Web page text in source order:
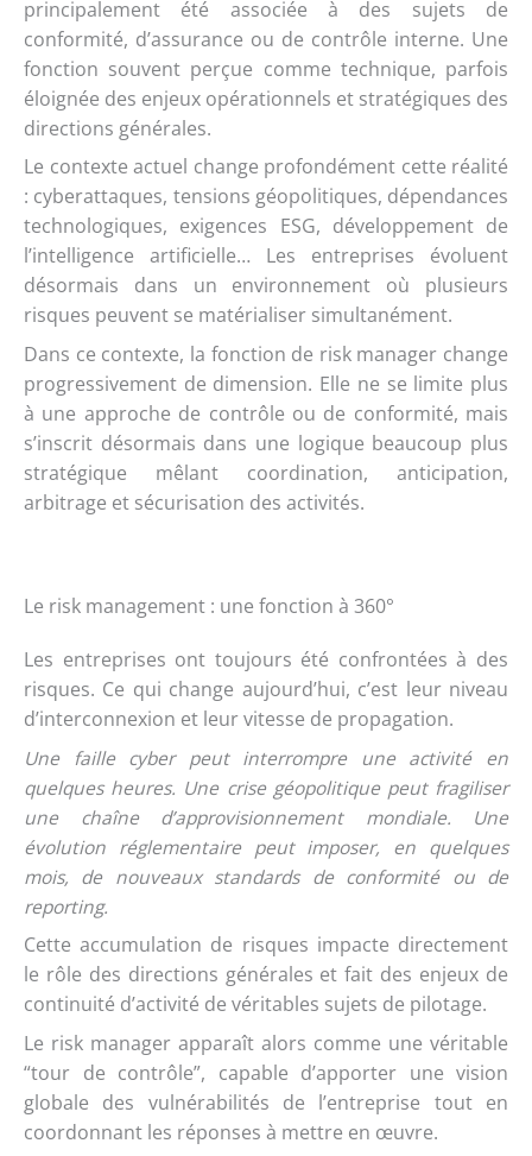
principalement été associée à des sujets de
conformité, d’assurance ou de contrôle interne. Une
fonction souvent perçue comme technique, parfois
éloignée des enjeux opérationnels et stratégiques des
directions générales.
Le contexte actuel change profondément cette réalité
: cyberattaques, tensions géopolitiques, dépendances
technologiques, exigences ESG, développement de
l’intelligence artificielle… Les entreprises évoluent
désormais dans un environnement où plusieurs
risques peuvent se matérialiser simultanément.
Dans ce contexte, la fonction de risk manager change
progressivement de dimension. Elle ne se limite plus
à une approche de contrôle ou de conformité, mais
s’inscrit désormais dans une logique beaucoup plus
stratégique mêlant coordination, anticipation,
arbitrage et sécurisation des activités.
Le risk management : une fonction à 360°
Les entreprises ont toujours été confrontées à des
risques. Ce qui change aujourd’hui, c’est leur niveau
d’interconnexion et leur vitesse de propagation.
Une faille cyber peut interrompre une activité en
quelques heures. Une crise géopolitique peut fragiliser
une chaîne d’approvisionnement mondiale. Une
évolution réglementaire peut imposer, en quelques
mois, de nouveaux standards de conformité ou de
reporting.
Cette accumulation de risques impacte directement
le rôle des directions générales et fait des enjeux de
continuité d’activité de véritables sujets de pilotage.
Le risk manager apparaît alors comme une véritable
“tour de contrôle”, capable d’apporter une vision
globale des vulnérabilités de l’entreprise tout en
coordonnant les réponses à mettre en œuvre.